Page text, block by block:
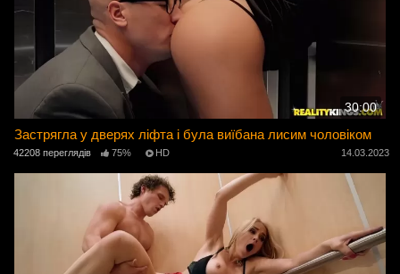
30:00
Застрягла у дверях ліфта і була виїбана лисим чоловіком
42208 переглядів 75% HD 14.03.2023